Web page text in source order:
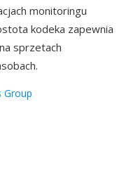
monitoringu
kodeka zapewnia
sprzetach
Group